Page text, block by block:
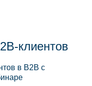
клиентов
в B2B с